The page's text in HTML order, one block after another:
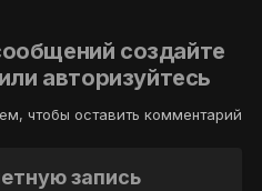
создайте
авторизуйтесь
чтобы оставить комментарий
запись